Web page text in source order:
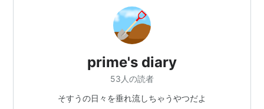
prime's diary
53人の読者
そすうの日々を垂れ流しちゃうやつだよ